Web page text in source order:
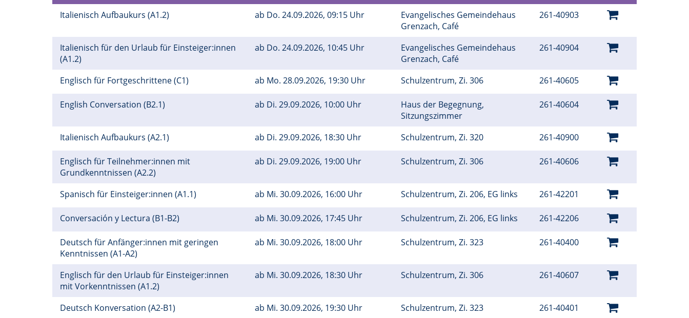
Italienisch Aufbaukurs (A1.2)
ab Do. 24.09.2026, 09:15 Uhr
Evangelisches Gemeindehaus
Grenzach, Café
261-40903
Italienisch für den Urlaub für Einsteiger:innen
(A1.2)
ab Do. 24.09.2026, 10:45 Uhr
Evangelisches Gemeindehaus
Grenzach, Café
261-40904
Englisch für Fortgeschrittene (C1) ab Mo. 28.09.2026, 19:30 Uhr Schulzentrum, Zi. 306 261-40605
English Conversation (B2.1) ab Di. 29.09.2026, 10:00 Uhr
Haus der Begegnung,
Sitzungszimmer
261-40604
Italienisch Aufbaukurs (A2.1) ab Di. 29.09.2026, 18:30 Uhr Schulzentrum, Zi. 320 261-40900
Englisch für Teilnehmer:innen mit
Grundkenntnissen (A2.2)
ab Di. 29.09.2026, 19:00 Uhr Schulzentrum, Zi. 306 261-40606
Spanisch für Einsteiger:innen (A1.1) ab Mi. 30.09.2026, 16:00 Uhr Schulzentrum, Zi. 206, EG links 261-42201
Conversación y Lectura (B1-B2) ab Mi. 30.09.2026, 17:45 Uhr Schulzentrum, Zi. 206, EG links 261-42206
Deutsch für Anfänger:innen mit geringen
Kenntnissen (A1-A2)
ab Mi. 30.09.2026, 18:00 Uhr Schulzentrum, Zi. 323 261-40400
Englisch für den Urlaub für Einsteiger:innen
mit Vorkenntnissen (A1.2)
ab Mi. 30.09.2026, 18:30 Uhr Schulzentrum, Zi. 306 261-40607
Deutsch Konversation (A2-B1) ab Mi. 30.09.2026, 19:30 Uhr Schulzentrum, Zi. 323 261-40401